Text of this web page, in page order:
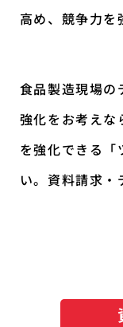
高め、競争力を
食品製造現場の
強化をお考えな
を強化できる「
い。資料請求・